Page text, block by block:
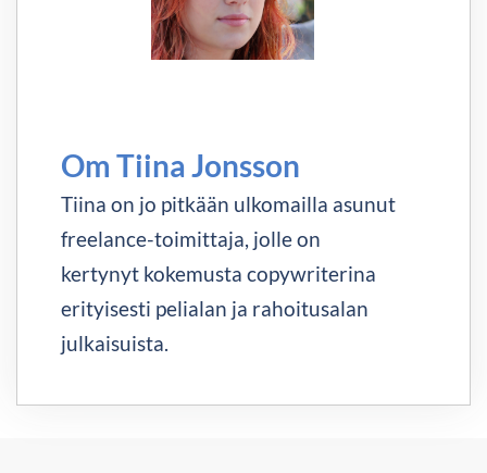
Om Tiina Jonsson
Tiina on jo pitkään ulkomailla asunut
freelance-toimittaja, jolle on
kertynyt kokemusta copywriterina
erityisesti pelialan ja rahoitusalan
julkaisuista.